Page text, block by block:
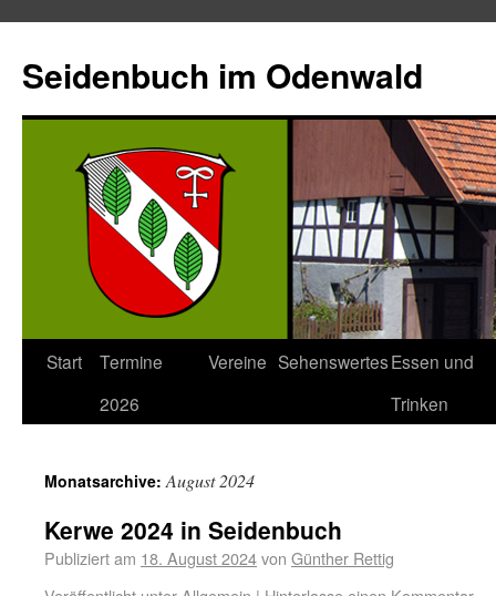
Seidenbuch im Odenwald
Start
Termine
2026
Vereine SehenswertesEssen und
Trinken
Monatsarchive:August 2024
Kerwe 2024 in Seidenbuch
Publiziert am 18. August 2024von Günther Rettig